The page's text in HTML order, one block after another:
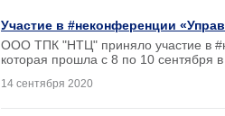
Участие в #неконференции
ООО ТПК "НТЦ" приняло участие в
которая прошла с 8 по 10 сентября в
14 сентября 2020